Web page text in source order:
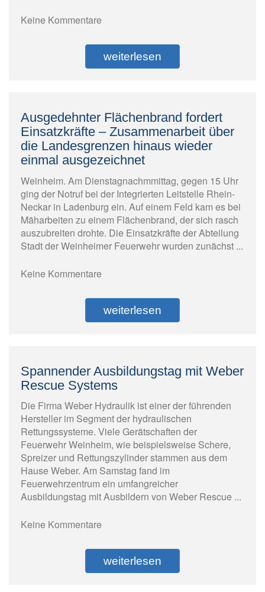
Keine Kommentare
weiterlesen
Ausgedehnter Flächenbrand fordert
Einsatzkräfte – Zusammenarbeit über
die Landesgrenzen hinaus wieder
einmal ausgezeichnet
Weinheim. Am Dienstagnachmmittag, gegen 15 Uhr
ging der Notruf bei der Integrierten Leitstelle Rhein-
Neckar in Ladenburg ein. Auf einem Feld kam es bei
Mäharbeiten zu einem Flächenbrand, der sich rasch
auszubreiten drohte. Die Einsatzkräfte der Abteilung
Stadt der Weinheimer Feuerwehr wurden zunächst ...
Keine Kommentare
weiterlesen
Spannender Ausbildungstag mit Weber
Rescue Systems
Die Firma Weber Hydraulik ist einer der führenden
Hersteller im Segment der hydraulischen
Rettungssysteme. Viele Gerätschaften der
Feuerwehr Weinheim, wie beispielsweise Schere,
Spreizer und Rettungszylinder stammen aus dem
Hause Weber. Am Samstag fand im
Feuerwehrzentrum ein umfangreicher
Ausbildungstag mit Ausbildern von Weber Rescue ...
Keine Kommentare
weiterlesen